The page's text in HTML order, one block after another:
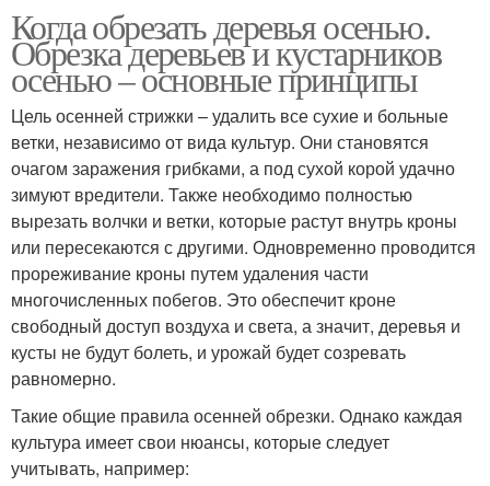
Когда обрезать деревья осенью.
Обрезка деревьев и кустарников
осенью – основные принципы
Цель осенней стрижки – удалить все сухие и больные
ветки, независимо от вида культур. Они становятся
очагом заражения грибками, а под сухой корой удачно
зимуют вредители. Также необходимо полностью
вырезать волчки и ветки, которые растут внутрь кроны
или пересекаются с другими. Одновременно проводится
прореживание кроны путем удаления части
многочисленных побегов. Это обеспечит кроне
свободный доступ воздуха и света, а значит, деревья и
кусты не будут болеть, и урожай будет созревать
равномерно.
Такие общие правила осенней обрезки. Однако каждая
культура имеет свои нюансы, которые следует
учитывать, например: